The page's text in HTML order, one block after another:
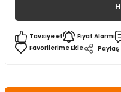
Tavsiye et Fiyat Alarmı
Paylaş